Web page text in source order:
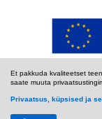
Et pakkuda kvaliteetset
saate muuta
Privaatsus, küpsised ja